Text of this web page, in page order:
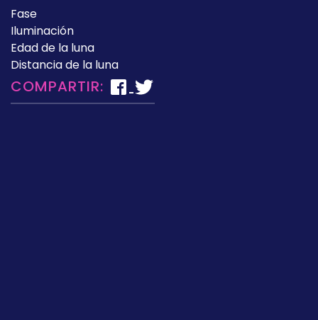
Fase
Iluminación
Edad de la luna
Distancia de la luna
COMPARTIR: